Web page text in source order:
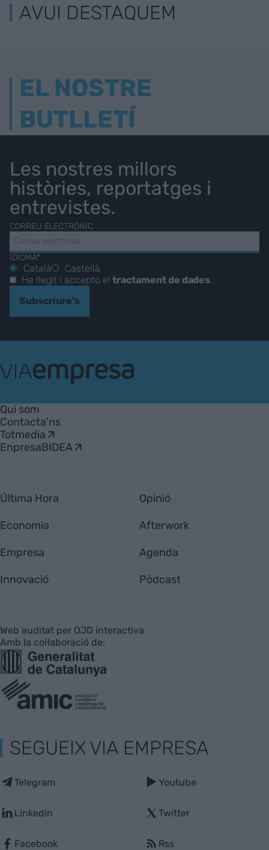
AVUI DESTAQUEM
EL NOSTRE
BUTLLETÍ
Les nostres millors
històries, reportatges i
entrevistes.
CORREU ELECTRÒNIC
IDIOMA*
Català
Castellà
He llegit i accepto eltractament de dades
Subscriure's
Empresa
Qui som
Contacta'ns
Totmedia
EnpresaBIDEA
Última Hora
Economia
Empresa
Innovació
Opinió
Afterwork
Agenda
Pòdcast
Web auditat per OJD interactiva
Amb la col·laboració de:
SEGUEIX VIA EMPRESA
Telegram
Linkedin
Facebook
Youtube
Twitter
Rss